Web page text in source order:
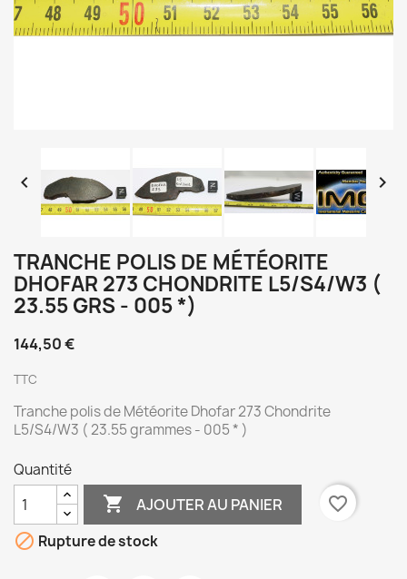
 
TRANCHE POLIS DE MÉTÉORITE
DHOFAR 273 CHONDRITE L5/S4/W3 (
23.55 GRS - 005 *)
144,50 €
TTC
Tranche polis de Météorite Dhofar 273 Chondrite
L5/S4/W3 ( 23.55 grammes - 005 * )
Quantité
 AJOUTER AU PANIER
favorite_border
 Rupture de stock